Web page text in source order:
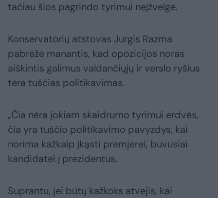
tačiau šios pagrindo tyrimui neįžvelgė.
Konservatorių atstovas Jurgis Razma
pabrėžė manantis, kad opozicijos noras
aiškintis galimus valdančiųjų ir verslo ryšius
tėra tuščias politikavimas.
„Čia nėra jokiam skaidrumo tyrimui erdvės,
čia yra tuščio politikavimo pavyzdys, kai
norima kažkaip įkąsti premjerei, buvusiai
kandidatei į prezidentus.
Suprantu, jei būtų kažkoks atvejis, kai